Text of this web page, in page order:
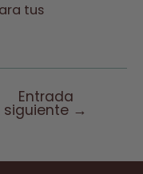
tus
Entrada
siguiente →